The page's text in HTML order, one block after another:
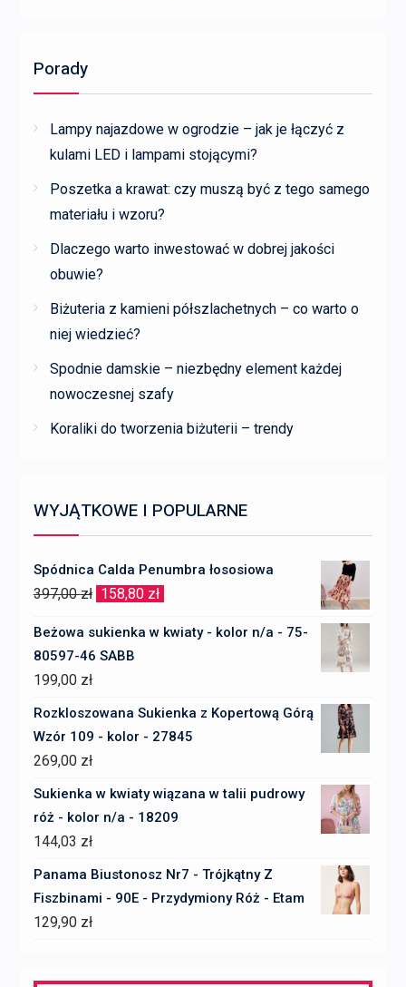
Porady
Lampy najazdowe w ogrodzie – jak je łączyć z
kulami LED i lampami stojącymi?
Poszetka a krawat: czy muszą być z tego samego
materiału i wzoru?
Dlaczego warto inwestować w dobrej jakości
obuwie?
Biżuteria z kamieni półszlachetnych – co warto o
niej wiedzieć?
Spodnie damskie – niezbędny element każdej
nowoczesnej szafy
Koraliki do tworzenia biżuterii – trendy
WYJĄTKOWE I POPULARNE
Spódnica Calda Penumbra łososiowa
397,00zł Pierwotna
158,80 zł
wynosi:
Beżowa sukienka w kwiaty - kolor n/a - 75-
80597-46 SABB
199,00 zł
Rozkloszowana Sukienka z Kopertową Górą
Wzór 109 - kolor - 27845
269,00 zł
Sukienka w kwiaty wiązana w talii pudrowy
róż - kolor n/a - 18209
144,03 zł
Panama Biustonosz Nr7 - Trójkątny Z
Fiszbinami - 90E - Przydymiony Róż - Etam
129,90 zł